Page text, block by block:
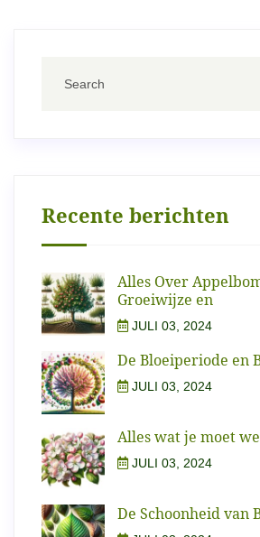
Recente berichten
Alles Over
Groeiwijze en
JULI 03, 2024
De Bloeiperiode en
JULI 03, 2024
Alles wat je moet
JULI 03, 2024
De Schoonheid van